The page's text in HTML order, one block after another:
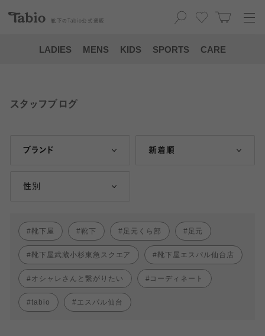
靴下の Tabio 公式通販
LADIES MENS KIDS SPORTS CARE
スタッフブログ
ブランド 新着順
性別
靴下屋 靴下 足元くら部 足元
靴下屋武蔵小杉東急スクエア 靴下屋エスパル仙台店
オシャレさんと繋がりたい コーディネート
tabio エスパル仙台